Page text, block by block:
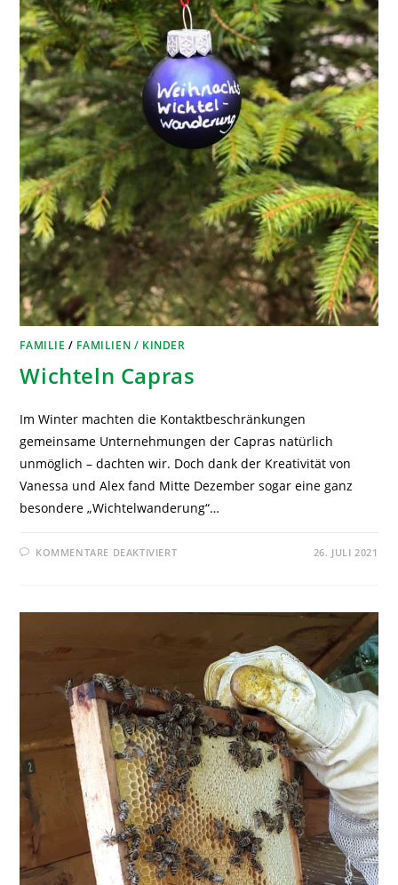
FAMILIE / FAMILIEN / KINDER
Wichteln Capras
Im Winter machten die Kontaktbeschränkungen
gemeinsame Unternehmungen der Capras natürlich
unmöglich – dachten wir. Doch dank der Kreativität von
Vanessa und Alex fand Mitte Dezember sogar eine ganz
besondere „Wichtelwanderung“…
KOMMENTARE DEAKTIVIERT 26. JULI 2021